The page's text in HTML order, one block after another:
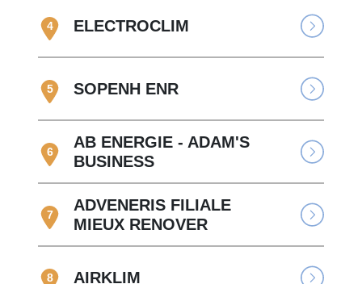
4 ELECTROCLIM
5 SOPENH ENR
6
AB ENERGIE - ADAM'S
BUSINESS
7
ADVENERIS FILIALE
MIEUX RENOVER
8 AIRKLIM